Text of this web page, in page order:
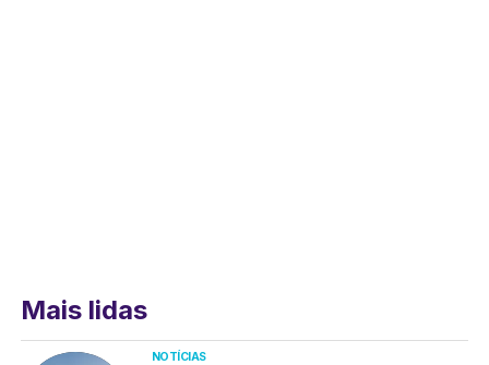
Mais lidas
NOTÍCIAS